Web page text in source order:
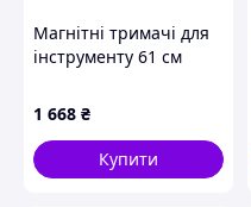
Магнітні тримачі для
інструменту 61 см
1 668 ₴
Купити